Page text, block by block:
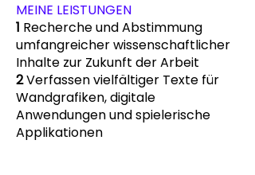
MEINE LEISTUNGEN
1 Recherche und Abstimmung
umfangreicher wissenschaftlicher
Inhalte zur Zukunft der Arbeit
2Verfassen vielfältiger Texte für
Wandgrafiken, digitale
Anwendungen und spielerische
Applikationen